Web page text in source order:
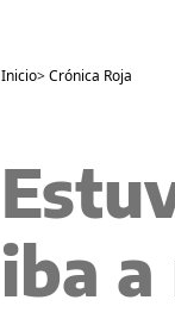
Inicio>Crónica Roja
iba a